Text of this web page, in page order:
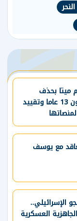
ميتا بحذف
حسابات الأطفال دون 13 عاما وتقييد
مع يوسف
الإسرائيلي..
العسكرية